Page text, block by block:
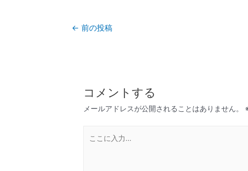
← 前の投稿
コメントする
メールアドレスが公開されることはありません。